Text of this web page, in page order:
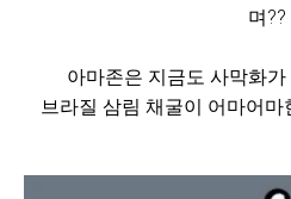
며??
아마존은 지금도 사막화
브라질 삼림 채굴이 어마어